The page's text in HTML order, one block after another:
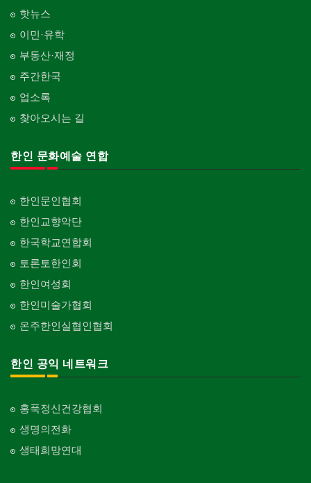
핫뉴스
이민·유학
부동산·재정
주간한국
업소록
찾아오시는 길
한인 문화예술 연합
한인문인협회
한인교향악단
한국학교연합회
토론토한인회
한인여성회
한인미술가협회
온주한인실협인협회
한인 공익 네트워크
홍푹정신건강협회
생명의전화
생태희망연대